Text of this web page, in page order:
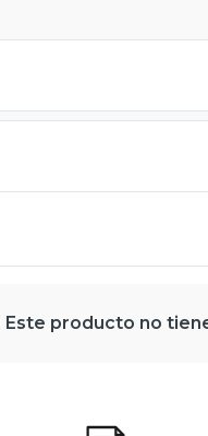
Este producto no